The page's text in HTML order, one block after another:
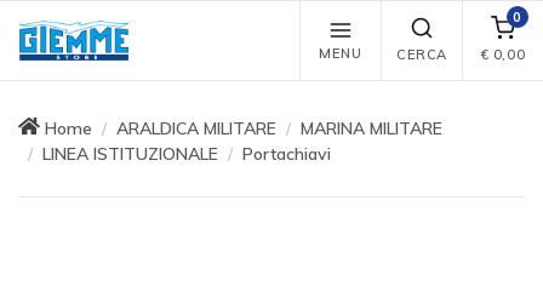
MENU CERCA
0
€ 0,00
Home ARALDICA MILITARE
MARINA MILITARE
LINEA ISTITUZIONALE
Portachiavi